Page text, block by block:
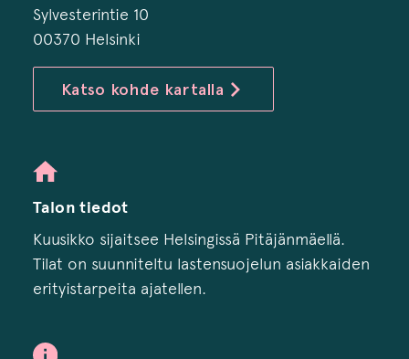
Sylvesterintie 10
00370 Helsinki
Katso kohde kartalla
Talon tiedot
Kuusikko sijaitsee Helsingissä Pitäjänmäellä.
Tilat on suunniteltu lastensuojelun asiakkaiden
erityistarpeita ajatellen.